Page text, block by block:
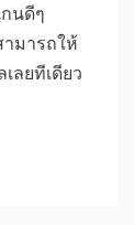
นดีๆ
ามารถให้
ลยทีเดียว